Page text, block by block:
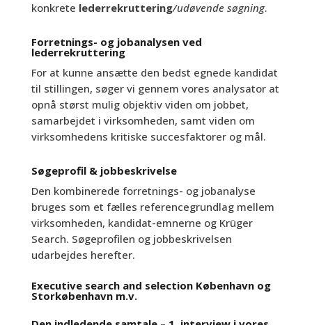
konkrete lederrekruttering/udøvende søgning.
Forretnings- og jobanalysen ved
lederrekruttering
For at kunne ansætte den bedst egnede kandidat
til stillingen, søger vi gennem vores analysator at
opnå størst mulig objektiv viden om jobbet,
samarbejdet i virksomheden, samt viden om
virksomhedens kritiske succesfaktorer og mål.
Søgeprofil & jobbeskrivelse
Den kombinerede forretnings- og jobanalyse
bruges som et fælles referencegrundlag mellem
virksomheden, kandidat-emnerne og Krüger
Search. Søgeprofilen og jobbeskrivelsen
udarbejdes herefter.
Executive search and selection København og
Storkøbenhavn m.v.